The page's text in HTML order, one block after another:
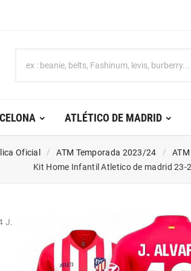
ATLÉTICO DE MADRID
Oficial ATM Temporada 2023/24
Kit Home Infantil Atletico de madrid 23-